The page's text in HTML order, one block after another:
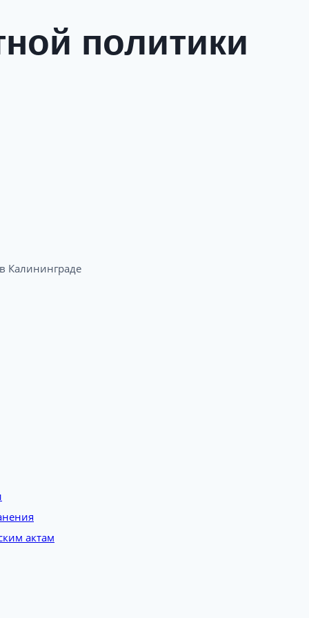
политики
Калининграде​
актам